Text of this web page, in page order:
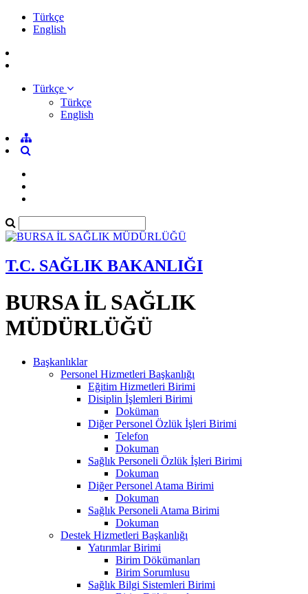
Türkçe
English
Türkçe
Türkçe
English
T.C. SAĞLIK BAKANLIĞI
BURSA İL SAĞLIK
MÜDÜRLÜĞÜ
Başkanlıklar
Personel Hizmetleri Başkanlığı
Eğitim Hizmetleri Birimi
Disiplin İşlemleri Birimi
Doküman
Diğer Personel Özlük İşleri Birimi
Telefon
Dokuman
Sağlık Personeli Özlük İşleri Birimi
Dokuman
Diğer Personel Atama Birimi
Dokuman
Sağlık Personeli Atama Birimi
Dokuman
Destek Hizmetleri Başkanlığı
Yatırımlar Birimi
Birim Dökümanları
Birim Sorumlusu
Sağlık Bilgi Sistemleri Birimi